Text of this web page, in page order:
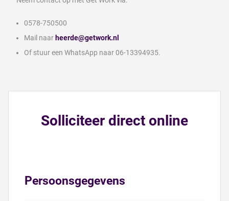
0578-750500
Mail naar heerde@getwork.nl
Of stuur een WhatsApp naar 06-13394935.
Solliciteer direct online
Persoonsgegevens